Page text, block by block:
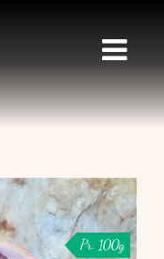
Pr. 100g